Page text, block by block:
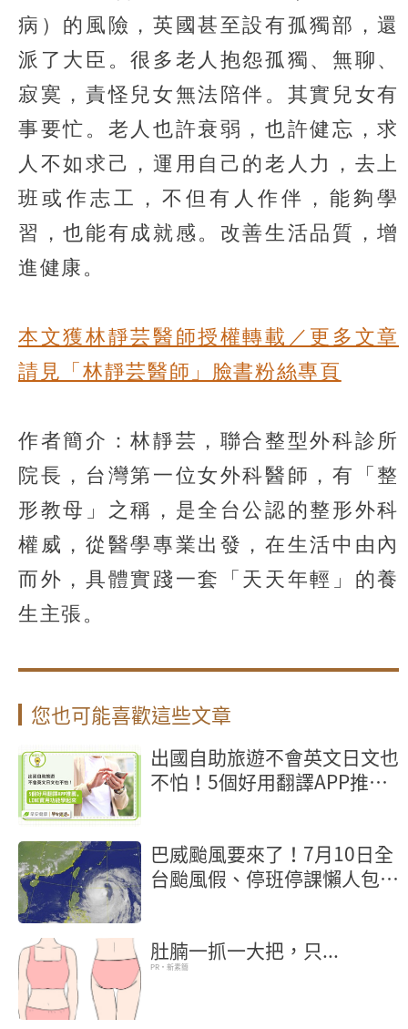
病）的風險，英國甚至設有孤獨部，還
派了大臣。很多老人抱怨孤獨、無聊、
寂寞，責怪兒女無法陪伴。其實兒女有
事要忙。老人也許衰弱，也許健忘，求
人不如求己，運用自己的老人力，去上
班或作志工，不但有人作伴，能夠學
習，也能有成就感。改善生活品質，增
進健康。
本文獲林靜芸醫師授權轉載／更多文章
請見「林靜芸醫師」臉書粉絲專頁
作者簡介：林靜芸，聯合整型外科診所
院長，台灣第一位女外科醫師，有「整
形教母」之稱，是全台公認的整形外科
權威，從醫學專業出發，在生活中由內
而外，具體實踐一套「天天年輕」的養
生主張。
您也可能喜歡這些文章
出國自助旅遊不會英文日文也
不怕！5個好用翻譯APP推
巴威颱風要來了！7月10日全
台颱風假、停班停課懶人包
肚腩一抓一大把，只...
PR・新素簡